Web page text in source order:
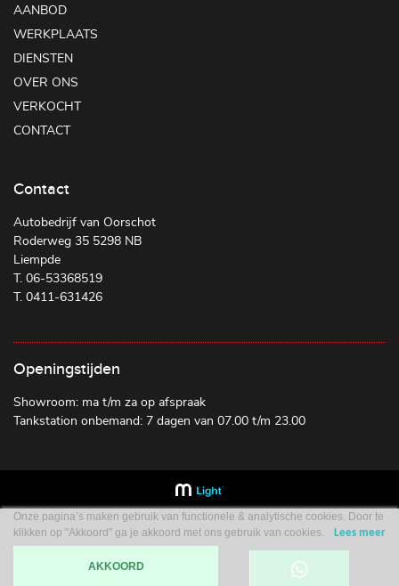
AANBOD
WERKPLAATS
DIENSTEN
OVER ONS
VERKOCHT
CONTACT
Contact
Autobedrijf van Oorschot
Roderweg 35 5298 NB
Liempde
T. 06-53368519
T. 0411-631426
Openingstijden
Showroom: ma t/m za op afspraak
Tankstation onbemand: 7 dagen van 07.00 t/m 23.00
Onze pagina’s maken gebruik van functionele & analytische cookies. Door te
klikken op "Akkoord" ga je akkoord met ons gebruik van cookies.
Lees meer
AKKOORD